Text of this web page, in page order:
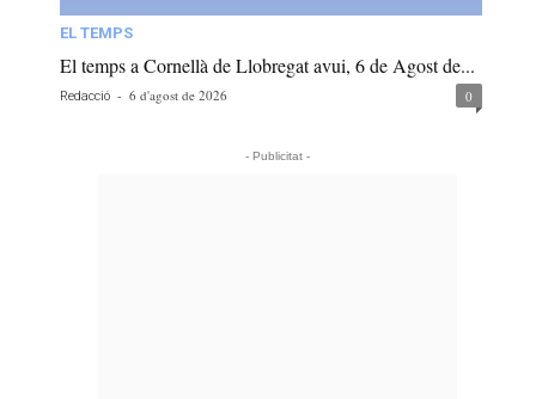
EL TEMPS
El temps a Cornellà de Llobregat avui, 6 de Agost de...
Redacció - 6 d'agost de 2026 0
- Publicitat -